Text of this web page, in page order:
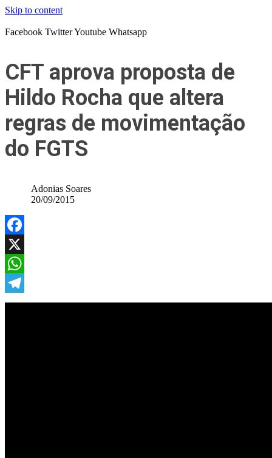
Skip to content
Facebook TwitterYoutube Whatsapp
CFT aprova proposta de
Hildo Rocha que altera
regras de movimentação
do FGTS
Adonias Soares
20/09/2015
Facebook
X
WhatsApp
Telegram